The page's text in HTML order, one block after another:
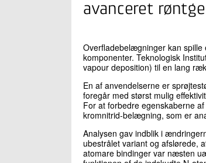
avanceret
Overfladebelægninger kan
komponenter. Teknologisk
vapour deposition) til en lang
En af anvendelserne er
foregår med størst mulig
For at forbedre egenskaberne
kromnitrid-belægning, som er
Analysen gav indblik i
ubestrålet variant og afslørede,
atomare bindinger var næsten